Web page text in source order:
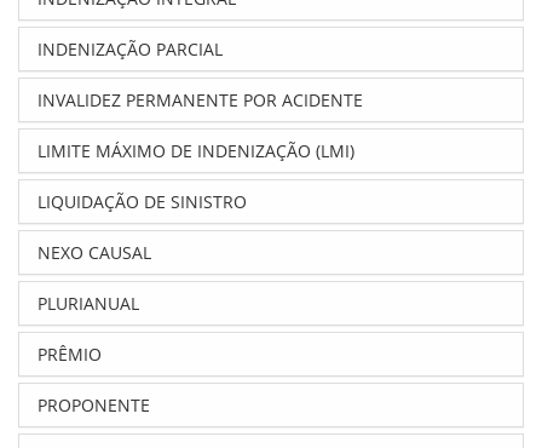
INDENIZAÇÃO PARCIAL
INVALIDEZ PERMANENTE POR ACIDENTE
LIMITE MÁXIMO DE INDENIZAÇÃO (LMI)
LIQUIDAÇÃO DE SINISTRO
NEXO CAUSAL
PLURIANUAL
PRÊMIO
PROPONENTE